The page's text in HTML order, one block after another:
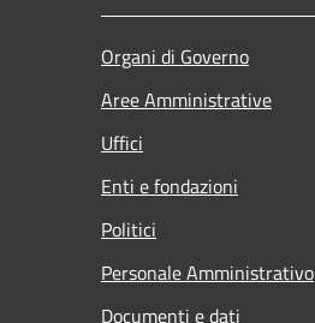
Organi di Governo
Aree Amministrative
Uffici
Enti e fondazioni
Politici
Personale Amministrativo
Documenti e dati